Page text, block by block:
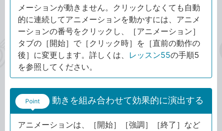
メーションが動きません。クリックしなくても自動
的に連続してアニメーションを動かすには、アニメ
ーションの番号をクリックし、［アニメーション］
タブの［開始］で［クリック時］を［直前の動作の
後］に変更します。詳しくは、 レッスン55の手順5
を参照してください。
Point 動きを組み合わせて効果的に演出する
アニメーションは、［開始］［強調］［終了］など